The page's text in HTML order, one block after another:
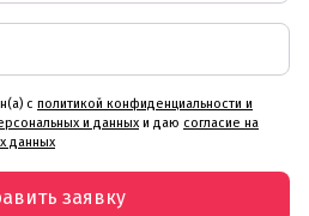
с политикой конфиденциальности и
и данных и даю согласие на
данных
заявку